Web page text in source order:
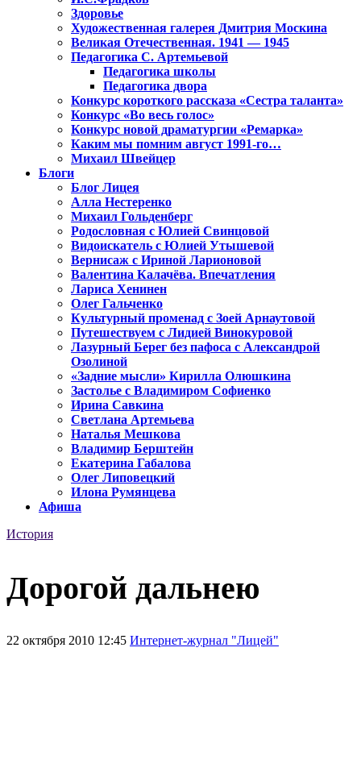
Здоровье
Художественная галерея Дмитрия Москина
Великая Отечественная. 1941 — 1945
Педагогика С. Артемьевой
Педагогика школы
Педагогика двора
Конкурс короткого рассказа «Сестра таланта»
Конкурс «Во весь голос»
Конкурс новой драматургии «Ремарка»
Каким мы помним август 1991-го…
Михаил Швейцер
Блоги
Блог Лицея
Алла Нестеренко
Михаил Гольденберг
Родословная с Юлией Свинцовой
Видоискатель с Юлией Утышевой
Вернисаж с Ириной Ларионовой
Валентина Калачёва. Впечатления
Лариса Хенинен
Олег Гальченко
Культурный променад с Зоей Арнаутовой
Путешествуем с Лидией Винокуровой
Лазурный Берег без пафоса с Александрой
Озолиной
«Задние мысли» Кирилла Олюшкина
Застолье с Владимиром Софиенко
Ирина Савкина
Светлана Артемьева
Наталья Мешкова
Владимир Берштейн
Екатерина Габалова
Олег Липовецкий
Илона Румянцева
Афиша
История
Дорогой дальнею
22 октября 2010 12:45 Интернет-журнал "Лицей"